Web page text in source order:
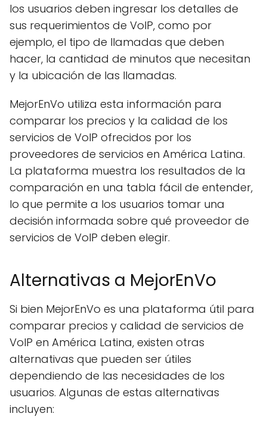
los usuarios deben ingresar los detalles de
sus requerimientos de VoIP, como por
ejemplo, el tipo de llamadas que deben
hacer, la cantidad de minutos que necesitan
y la ubicación de las llamadas.
MejorEnVo utiliza esta información para
comparar los precios y la calidad de los
servicios de VoIP ofrecidos por los
proveedores de servicios en América Latina.
La plataforma muestra los resultados de la
comparación en una tabla fácil de entender,
lo que permite a los usuarios tomar una
decisión informada sobre qué proveedor de
servicios de VoIP deben elegir.
Alternativas a MejorEnVo
Si bien MejorEnVo es una plataforma útil para
comparar precios y calidad de servicios de
VoIP en América Latina, existen otras
alternativas que pueden ser útiles
dependiendo de las necesidades de los
usuarios. Algunas de estas alternativas
incluyen: